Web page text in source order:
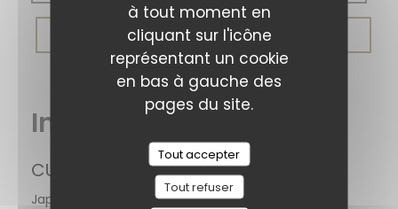
à tout moment en
cliquant sur l'icône
représentant un cookie
en bas à gauche des
pages du site.
Tout accepter
Tout refuser
RÉSERVER
Infos pratiques
CUISINE
Japonaise, Fait maison, Produits frais